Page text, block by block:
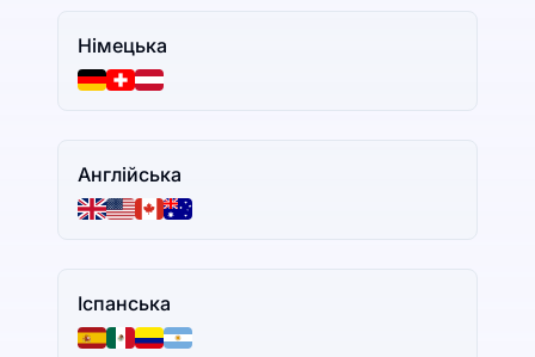
Німецька
Англійська
Іспанська